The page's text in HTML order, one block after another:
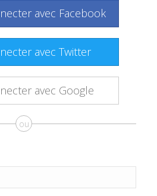
avec Facebook
avec Twitter
avec Google
ou